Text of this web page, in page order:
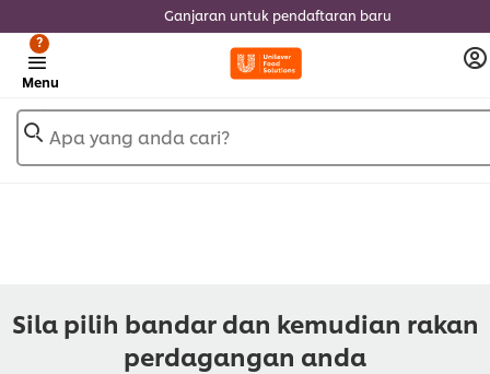
Ganjaran untuk pendaftaran baru
Menu
?
Apa yang anda cari?
Sila pilih bandar dan kemudian rakan
perdagangan anda